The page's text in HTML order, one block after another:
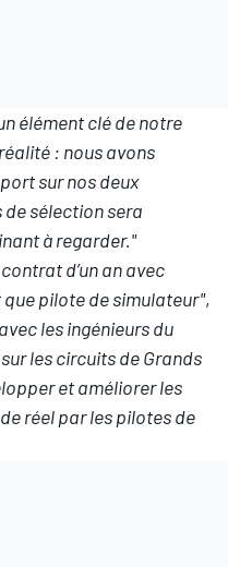
élément clé de notre
: nous avons
sur nos deux
sélection sera
à regarder."
d’un an avec
pilote de simulateur",
les ingénieurs du
les circuits de Grands
et améliorer les
réel par les pilotes de